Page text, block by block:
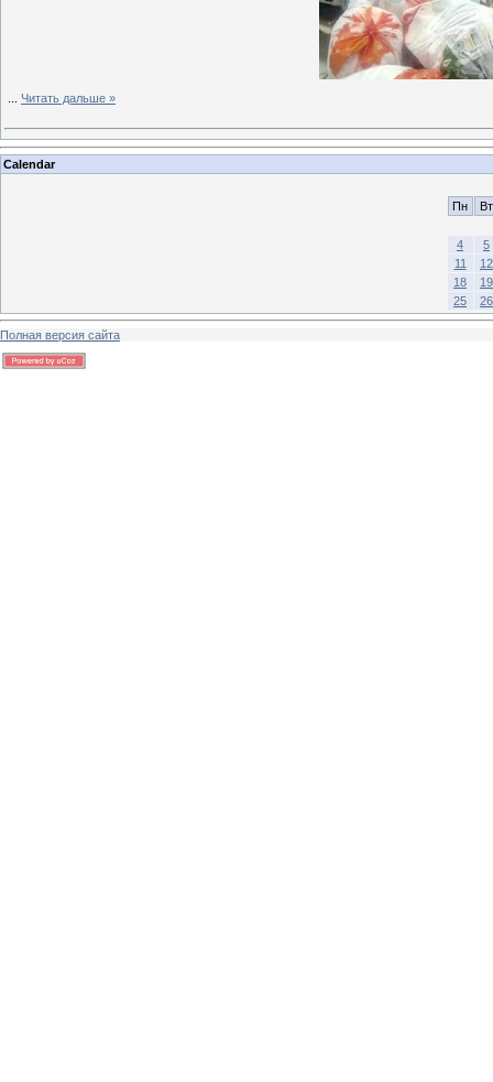
Читать дальше »
Calendar
Пн Вт
4
5
11
12
18
19
25
26
Полная версия сайта